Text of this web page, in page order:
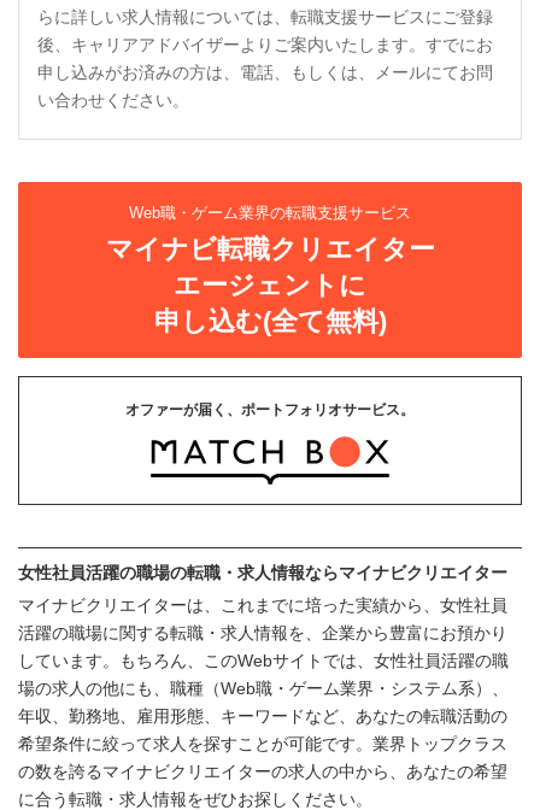
らに詳しい求人情報については、転職支援サービスにご登録
後、キャリアアドバイザーよりご案内いたします。すでにお
申し込みがお済みの方は、電話、もしくは、メールにてお問
い合わせください。
Web職・ゲーム業界の転職支援サービス
マイナビ転職クリエイター
エージェントに
申し込む(全て無料)
オファーが届く、ポートフォリオサービス。
女性社員活躍の職場の転職・求人情報ならマイナビクリエイター
マイナビクリエイターは、これまでに培った実績から、女性社員
活躍の職場に関する転職・求人情報を、企業から豊富にお預かり
しています。もちろん、このWebサイトでは、女性社員活躍の職
場の求人の他にも、職種（Web職・ゲーム業界・システム系）、
年収、勤務地、雇用形態、キーワードなど、あなたの転職活動の
希望条件に絞って求人を探すことが可能です。業界トップクラス
の数を誇るマイナビクリエイターの求人の中から、あなたの希望
に合う転職・求人情報をぜひお探しください。